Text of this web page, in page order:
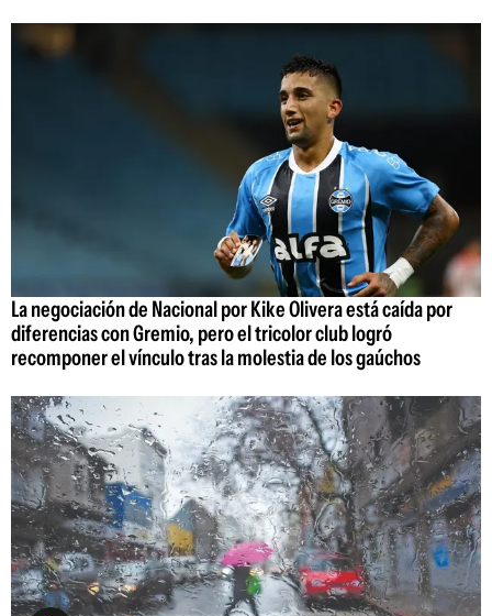
La negociación de Nacional por Kike Olivera está caída por
diferencias con Gremio, pero el tricolor club logró
recomponer el vínculo tras la molestia de los gaúchos